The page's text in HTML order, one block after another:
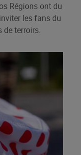
Régions ont du
les fans du
de terroirs.